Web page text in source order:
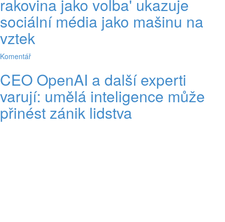
rakovina jako volba' ukazuje
sociální média jako mašinu na
vztek
Komentář
CEO OpenAI a další experti
varují: umělá inteligence může
přinést zánik lidstva